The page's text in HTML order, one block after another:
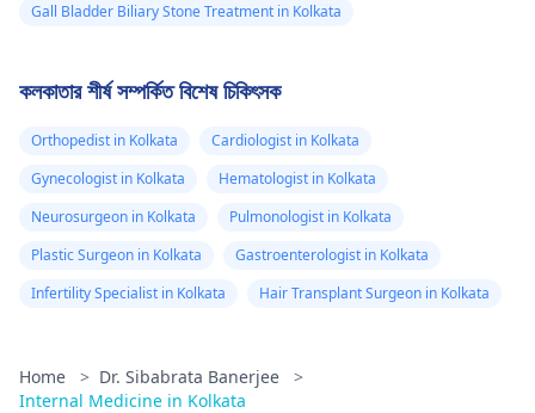
Gall Bladder Biliary Stone Treatment in Kolkata
কলকাতার শীর্ষ সম্পর্কিত বিশেষ চিকিৎসক
Orthopedist in Kolkata
Cardiologist in Kolkata
Gynecologist in Kolkata
Hematologist in Kolkata
Neurosurgeon in Kolkata
Pulmonologist in Kolkata
Plastic Surgeon in Kolkata
Gastroenterologist in Kolkata
Infertility Specialist in Kolkata
Hair Transplant Surgeon in Kolkata
Home > Dr. Sibabrata Banerjee
>
Internal Medicine in Kolkata